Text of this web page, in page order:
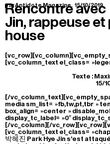
par Antidote Magazine. 15/10/2019
Rencontre avec
Jin, rappeuse et
house
[vc_column_text el_class=
Texte :
15/
[/
media sm_list= »fb,tw,pt,tbr »
box_align= »center »
display_tc_label= »0″
[/vc_column][/
[vc_column_text el_class=
박혜진 Park Hye Jin s’est